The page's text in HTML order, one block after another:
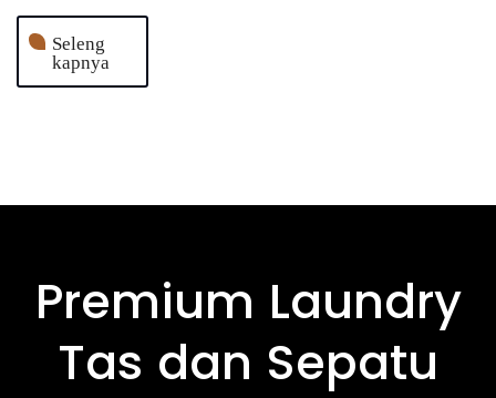
Seleng
kapnya
Premium Laundry
Tas dan Sepatu